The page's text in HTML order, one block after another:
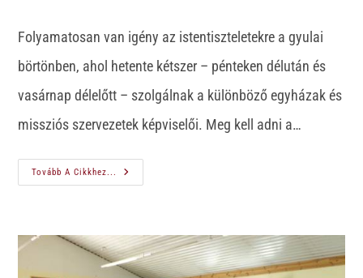
Folyamatosan van igény az istentiszteletekre a gyulai
börtönben, ahol hetente kétszer – pénteken délután és
vasárnap délelőtt – szolgálnak a különböző egyházak és
missziós szervezetek képviselői. Meg kell adni a…
Tovább A Cikkhez...